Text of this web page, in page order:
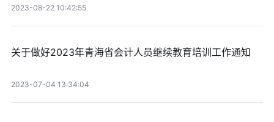
2023-08-22 10:42:55
关于做好2023年青海省会计人员继续教育培训工作通知
2023-07-04 13:34:04